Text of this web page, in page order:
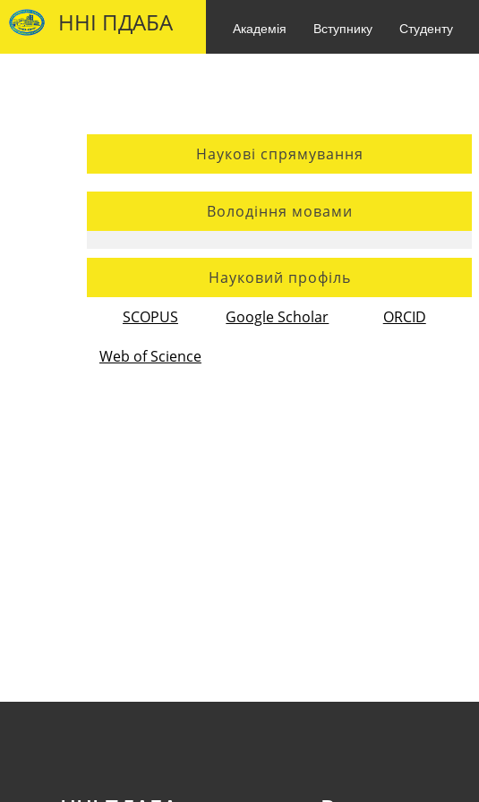
ННІ ПДАБА Академія Вступнику Студенту
Наукові спрямування
Володіння мовами
Науковий профіль
SCOPUS
Google Scholar
ORCID
Web of Science